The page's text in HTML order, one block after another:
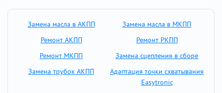
Замена масла в АКПП
Замена масла в МКПП
Ремонт АКПП
Ремонт РКПП
Ремонт МКПП
Замена сцепления в сборе
Замена трубок АКПП
Адаптация точки схватывания
Easytronic